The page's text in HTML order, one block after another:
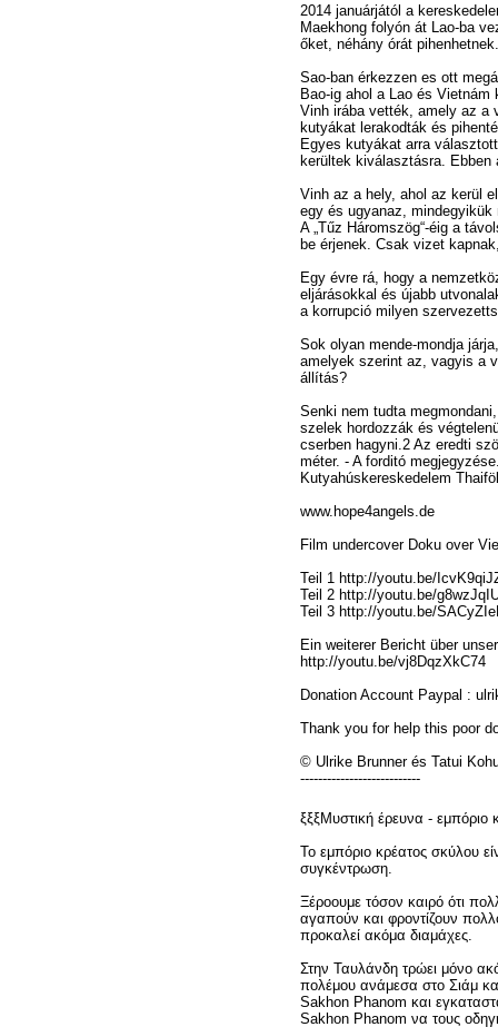
2014 januárjától a
Maekhong folyón át Lao-ba
őket, néhány órát
Sao-ban érkezzen es ott
Bao-ig ahol a Lao és
Vinh irába vették, amely az a
kutyákat lerakodták és
Egyes kutyákat arra
kerültek kiválasztásra.
Vinh az a hely, ahol az kerül
egy és ugyanaz,
A „Tűz Háromszög“-éig a
be érjenek. Csak vizet
Egy évre rá, hogy a
eljárásokkal és újabb
a korrupció milyen
Sok olyan mende-mondja
amelyek szerint az, vagyis a
állítás?
Senki nem tudta
szelek hordozzák és
cserben hagyni.2 Az eredti
méter. - A forditó
Kutyahúskereskedelem
www.hope4angels.de
Film undercover Doku over
Teil 1 http://youtu.be/
Teil 2 http://youtu.be/
Teil 3 http://youtu.be/
Ein weiterer Bericht über
http://youtu.be/vj8DqzXkC74
Donation Account Paypal :
Thank you for help this poor
© Ulrike Brunner és Tatui
---------------------------
ξξξΜυστική έρευνα -
Το εμπόριο κρέατος σκύλου
συγκέντρωση.
Ξέροουμε τόσον καιρό ότι
αγαπούν και φροντίζουν
προκαλεί ακόμα διαμάχες.
Στην Ταυλάνδη τρώει μόνο
πολέμου ανάμεσα στο Σιάμ
Sakhon Phanom και
Sakhon Phanom να τους